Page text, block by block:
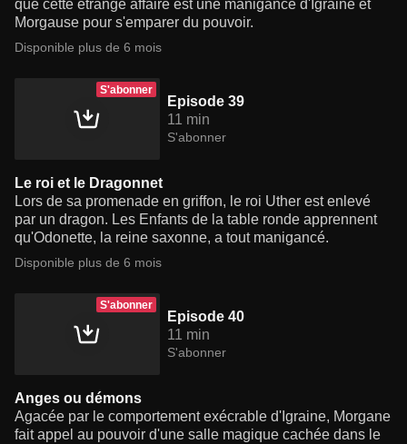
que cette étrange affaire est une manigance d'Igraine et
Morgause pour s'emparer du pouvoir.
Disponible plus de 6 mois
S'abonner
Episode 39
11 min
S'abonner
Le roi et le Dragonnet
Lors de sa promenade en griffon, le roi Uther est enlevé
par un dragon. Les Enfants de la table ronde apprennent
qu'Odonette, la reine saxonne, a tout manigancé.
Disponible plus de 6 mois
S'abonner
Episode 40
11 min
S'abonner
Anges ou démons
Agacée par le comportement exécrable d'Igraine, Morgane
fait appel au pouvoir d'une salle magique cachée dans le